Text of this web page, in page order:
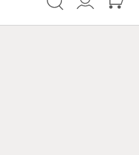
Mein
Mein